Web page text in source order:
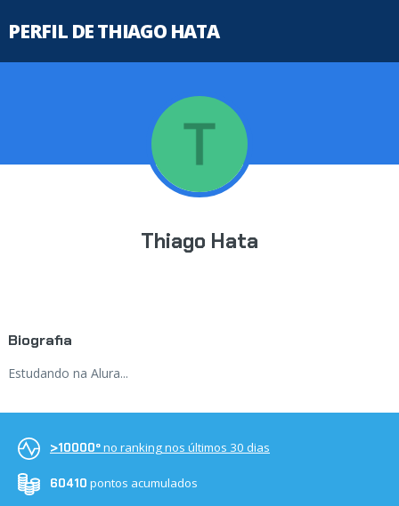
PERFIL DE THIAGO HATA
Thiago Hata
Biografia
Estudando na Alura...
>10000ºno ranking nos últimos 30 dias
60410 pontos acumulados